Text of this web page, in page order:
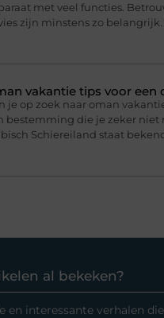
met veel functies.
zijn minstens zo
vakantie tips voor een
je op zoek naar oman
bestemming die je zeker
Schiereiland staat
al bekeken?
en interessante verhalen